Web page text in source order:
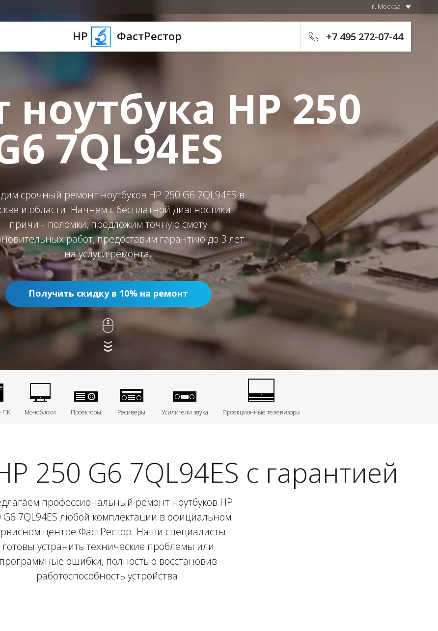
г. Москва
HP ФастРестор +7 495 272-07-44
HP 250
7QL94ES
срочный ремонт ноутбуков HP 250 G6 7QL94ES в
и области. Начнем с бесплатной диагностики
причин поломки, предложим точную смету
работ, предоставим гарантию до 3 лет
на услуги ремонта.
Получить скидку в 10% на ремонт
ПК Моноблоки Проекторы Ресиверы Усилители звука Проекционные телевизоры
250 G6 7QL94ES с гарантией
профессиональный ремонт ноутбуков HP
G6 7QL94ES любой комплектации в официальном
центре ФастРестор. Наши специалисты
готовы устранить технические проблемы или
программные ошибки, полностью восстановив
работоспособность устройства.